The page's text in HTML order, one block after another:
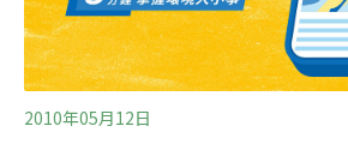
鳥學會總幹事林昆海表示，民眾可於
區域，觀察區域內燕科鳥類的巢位以
提供
2010年05月12日